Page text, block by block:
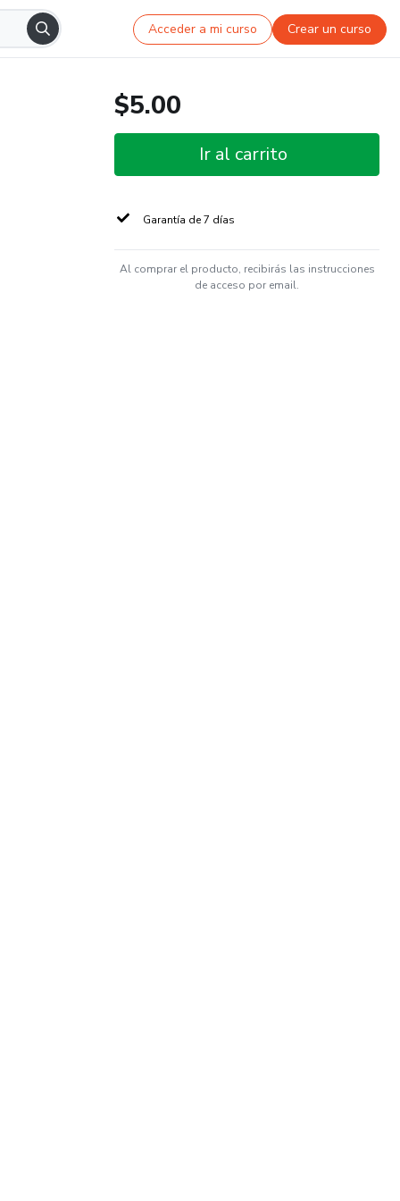
Acceder a mi curso Crear un curso
$5.00
Ir al carrito
Garantía de 7 días
Al comprar el producto, recibirás las instrucciones
de acceso por email.